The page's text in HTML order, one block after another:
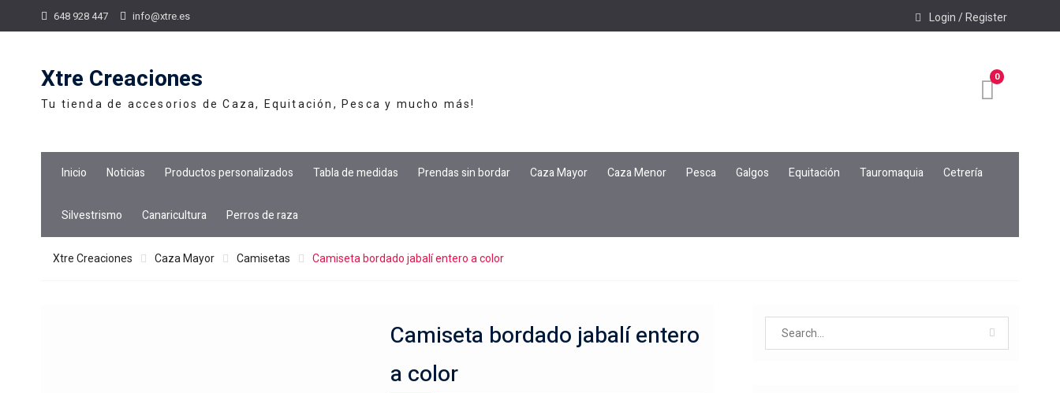
648 928 447 info@xtre.es Login / Register
Xtre Creaciones
Tu tienda de accesorios de Caza, Equitación, Pesca y mucho más!
0
Inicio Noticias Productos personalizados Tabla de medidas Prendas sin bordar Caza Mayor Caza Menor Pesca Galgos Equitación Tauromaquia Cetrería
Silvestrismo Canaricultura Perros de raza
Xtre Creaciones Caza Mayor Camisetas Camiseta bordado jabalí entero a color
Camiseta bordado jabalí entero
a color